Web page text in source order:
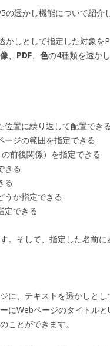
透かし機能について紹介
かしとして指定した対象を
、 PDF、 色の4種類を透か
位置に繰り返して配置できる
ージの範囲を指定できる
前後関係）を指定できる
きる
る
うか指定できる
定できる
。そして、指定した名前に
に、テキストを透かしと
にWebページのタイトル
ことができます。